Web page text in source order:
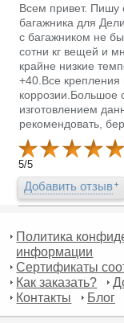
Всем привет. Пишу
багажника для
с багажником не
сотни кг вещей и
крайне низкие
+40.Все
коррозии.Большое
изготовлением
рекомендовать,
5/5
Добавить отзыв
Политика
информации
Сертификаты
Как заказать?
Контакты
Блог